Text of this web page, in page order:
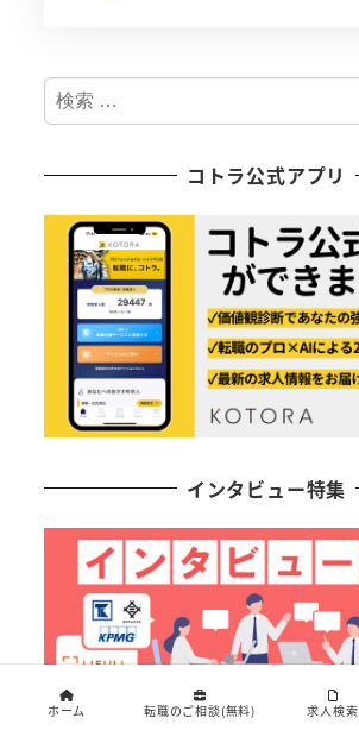
検
索
コトラ公式アプリ
インタビュー特集
ホーム 転職のご相談(無料) 求人検索